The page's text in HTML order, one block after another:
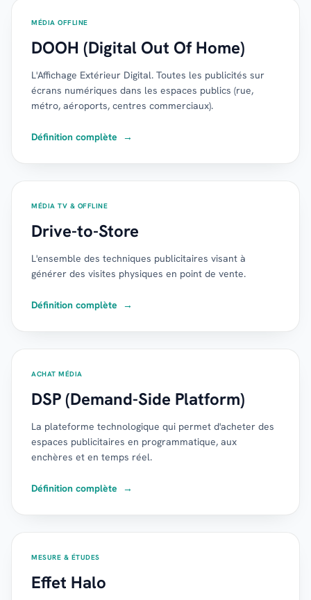
MÉDIA OFFLINE
DOOH (Digital Out Of Home)
L'Affichage Extérieur Digital. Toutes les publicités sur
écrans numériques dans les espaces publics (rue,
métro, aéroports, centres commerciaux).
Définition complète →
MÉDIA TV & OFFLINE
Drive-to-Store
L'ensemble des techniques publicitaires visant à
générer des visites physiques en point de vente.
Définition complète →
ACHAT MÉDIA
DSP (Demand-Side Platform)
La plateforme technologique qui permet d'acheter des
espaces publicitaires en programmatique, aux
enchères et en temps réel.
Définition complète →
MESURE & ÉTUDES
Effet Halo